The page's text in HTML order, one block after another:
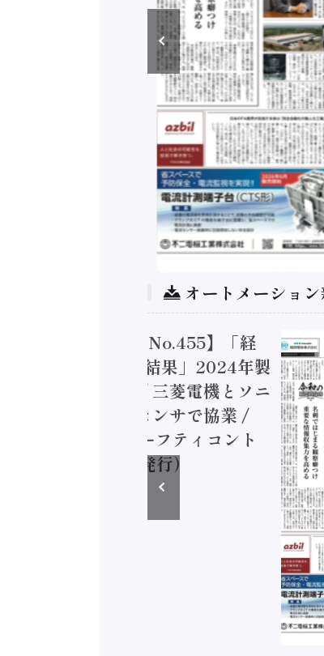
オートメーショ
トメーション新聞 No.455】「経
実態調査二次集計結果」2024年製
加価値額86兆円 / 三菱電機とソニ
コン AIビジョンセンサで協業 /
安全に動かすセーフティコント
（2026年8月5日発行）